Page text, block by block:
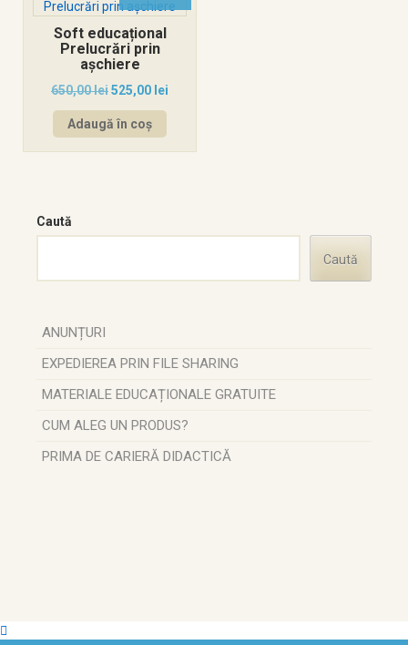
Soft educațional
Prelucrări prin
așchiere
650,00lei525,00 lei
Adaugă în coș
Caută
Caută
ANUNȚURI
EXPEDIEREA PRIN FILE SHARING
MATERIALE EDUCAȚIONALE GRATUITE
CUM ALEG UN PRODUS?
PRIMA DE CARIERĂ DIDACTICĂ